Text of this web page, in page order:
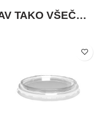
TAKO VŠEČ…